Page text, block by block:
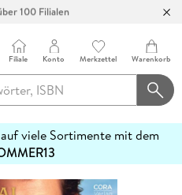
100 Filialen
Filiale Konto Merkzettel Warenkorb
viele Sortimente mit dem